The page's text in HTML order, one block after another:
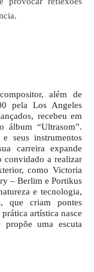
além de
pela Los Angeles
recebeu em
álbum “Ultrasom”.
seus instrumentos
carreira expande
convidado a realizar
como Victoria
– Berlim e Portikus
e tecnologia,
que criam pontes
artística nasce
uma escuta